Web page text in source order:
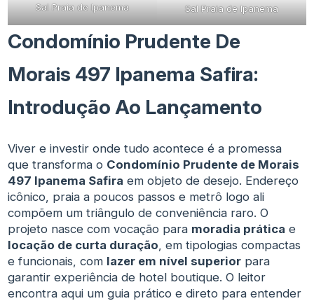
Sal Praia de Ipanema Sal Praia de Ipanema
Condomínio Prudente De
Morais 497 Ipanema Safira:
Introdução Ao Lançamento
Viver e investir onde tudo acontece é a promessa
que transforma o Condomínio Prudente de Morais
497 Ipanema Safira em objeto de desejo. Endereço
icônico, praia a poucos passos e metrô logo ali
compõem um triângulo de conveniência raro. O
projeto nasce com vocação para moradia prática e
locação de curta duração , em tipologias compactas
e funcionais, com lazer em nível superior para
garantir experiência de hotel boutique. O leitor
encontra aqui um guia prático e direto para entender